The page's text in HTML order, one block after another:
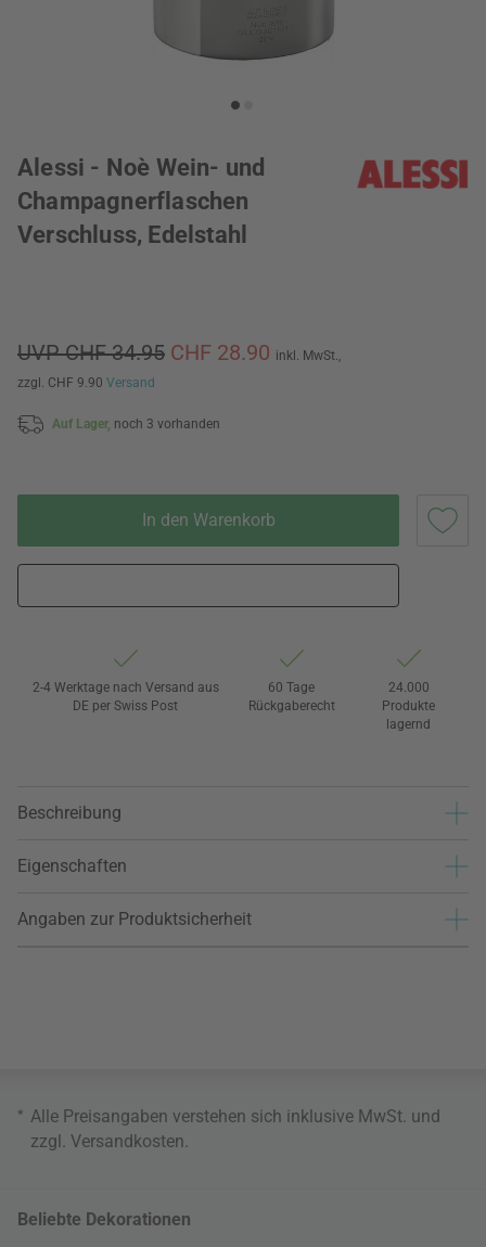
Alessi - Noè Wein- und
Champagnerflaschen
Verschluss, Edelstahl
UVP CHF 34.95 CHF 28.90 inkl. MwSt.,
zzgl. CHF 9.90 Versand
Auf Lager, noch 3 vorhanden
In den Warenkorb
2-4 Werktage nach Versand aus
DE per Swiss Post
60 Tage
Rückgaberecht
24.000
Produkte
lagernd
Beschreibung
Eigenschaften
Angaben zur Produktsicherheit
* Alle Preisangaben verstehen sich inklusive MwSt. und
zzgl. Versandkosten
Beliebte Dekorationen